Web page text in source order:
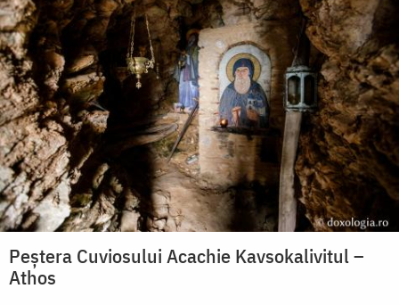
Peștera Cuviosului Acachie Kavsokalivitul –
Athos